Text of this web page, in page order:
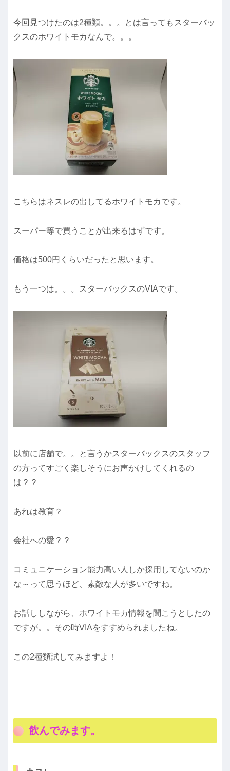
今回見つけたのは2種類。。。とは言ってもスターバッ
クスのホワイトモカなんで。。。
こちらはネスレの出してるホワイトモカです。
スーパー等で買うことが出来るはずです。
価格は500円くらいだったと思います。
もう一つは。。。スターバックスのVIAです。
以前に店舗で。。と言うかスターバックスのスタッフ
の方ってすごく楽しそうにお声かけしてくれるの
は？？
あれは教育？
会社への愛？？
コミュニケーション能力高い人しか採用してないのか
な～って思うほど、素敵な人が多いですね。
お話ししながら、ホワイトモカ情報を聞こうとしたの
ですが。。その時VIAをすすめられましたね。
この2種類試してみますよ！
飲んでみます。